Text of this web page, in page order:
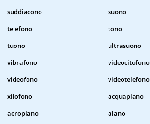
suddiacono
suono
telefono
tono
tuono
ultrasuono
vibrafono
videocitofono
videofono
videotelefono
xilofono
acquaplano
aeroplano
alano